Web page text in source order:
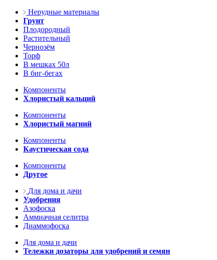
Нерудные материалы
Грунт
Плодородный
Растительный
Чернозём
Торф
В мешках 50л
В биг-бегах
Компоненты
Хлористый кальций
Компоненты
Хлористый магний
Компоненты
Каустическая сода
Компоненты
Другое
Для дома и дачи
Удобрения
Азофоска
Аммиачная селитра
Диаммофоска
Для дома и дачи
Тележки дозаторы для удобрений и семян